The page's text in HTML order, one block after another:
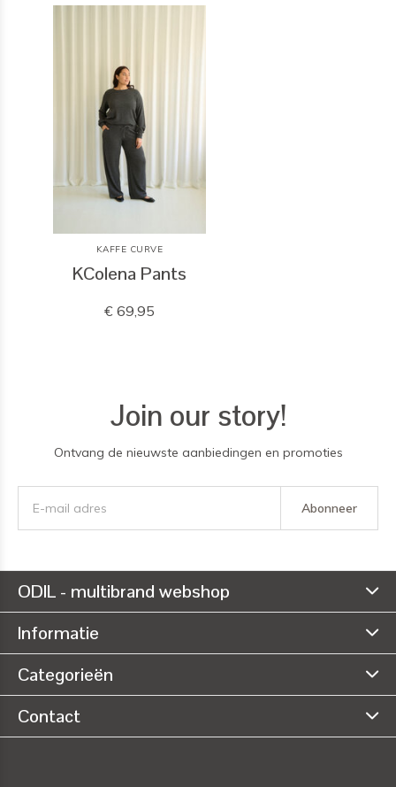
KAFFE CURVE
KColena Pants
€ 69,95
Join our story!
Ontvang de nieuwste aanbiedingen en promoties
Abonneer
ODIL - multibrand webshop
Informatie
Categorieën
Contact